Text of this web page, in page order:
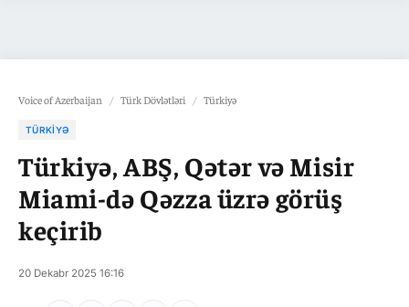
Voice of Azerbaijan / Türk Dövlətləri / Türkiyə
TÜRKIYƏ
Türkiyə, ABŞ, Qətər və Misir
Miami-də Qəzza üzrə görüş
keçirib
20 Dekabr 2025 16:16